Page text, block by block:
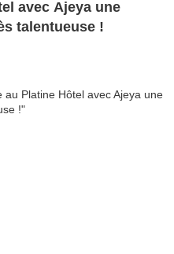
avec Ajeya une
talentueuse !